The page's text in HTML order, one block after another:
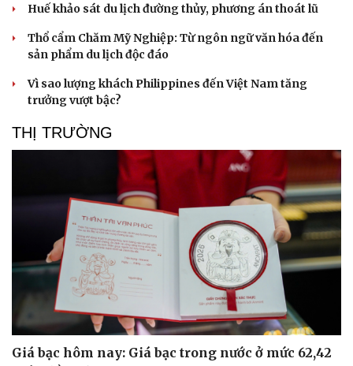
Huế khảo sát du lịch đường thủy, phương án thoát lũ
Thổ cẩm Chăm Mỹ Nghiệp: Từ ngôn ngữ văn hóa đến
sản phẩm du lịch độc đáo
Vì sao lượng khách Philippines đến Việt Nam tăng
trưởng vượt bậc?
THỊ TRƯỜNG
Giá bạc hôm nay: Giá bạc trong nước ở mức 62,42